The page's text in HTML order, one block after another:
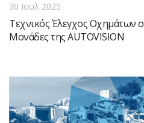
30 Ιουλ 2025
Τεχνικός Έλεγχος Οχημάτων
Μονάδες της AUTOVISION